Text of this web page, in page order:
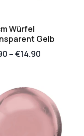
Würfel
Gelb
–€14.90